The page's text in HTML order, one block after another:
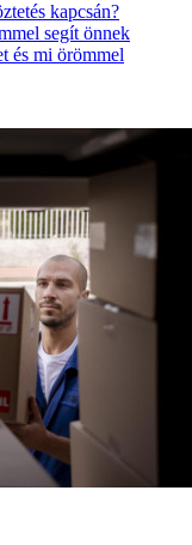
kapcsán?
segít önnek
és mi örömmel